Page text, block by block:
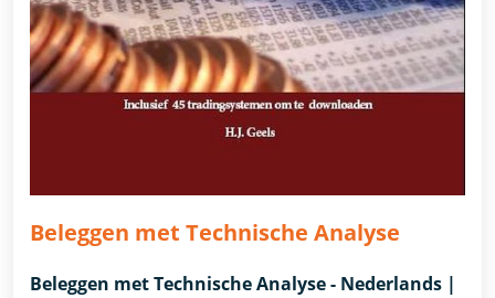
Beleggen met Technische Analyse
Beleggen met Technische Analyse - Nederlands |